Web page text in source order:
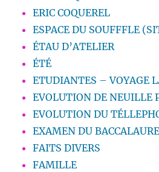
ERIC COQUEREL
ESPACE DU SOUFFFLE
ÉTAU D’ATELIER
ÉTÉ
ETUDIANTES – VOYAGE
EVOLUTION DE NEUILLE
EVOLUTION DU
EXAMEN DU
FAITS DIVERS
FAMILLE